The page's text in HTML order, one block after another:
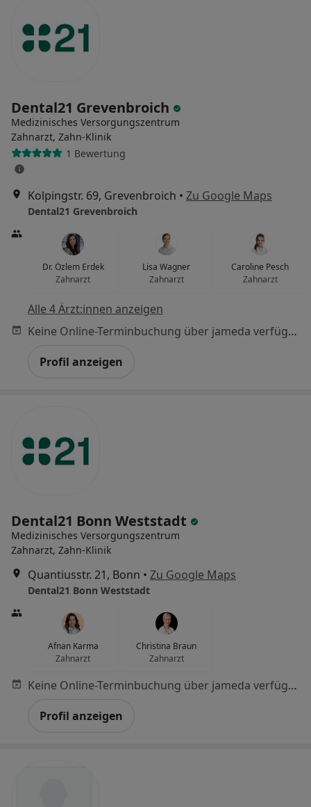
Dental21 Grevenbroich
Medizinisches Versorgungszentrum
Zahnarzt, Zahn-Klinik
1 Bewertung
Kolpingstr. 69, Grevenbroich • Zu Google Maps
Dental21 Grevenbroich
Dr. Özlem Erdek
Zahnarzt
Lisa Wagner
Zahnarzt
Caroline Pesch
Zahnarzt
Alle 4 Ärzt:innen anzeigen
Keine Online-Terminbuchung über jameda verfügbar
Profil anzeigen
Dental21 Bonn Weststadt
Medizinisches Versorgungszentrum
Zahnarzt, Zahn-Klinik
Quantiusstr. 21, Bonn • Zu Google Maps
Dental21 Bonn Weststadt
Afnan Karma
Zahnarzt
Christina Braun
Zahnarzt
Keine Online-Terminbuchung über jameda verfügbar
Profil anzeigen